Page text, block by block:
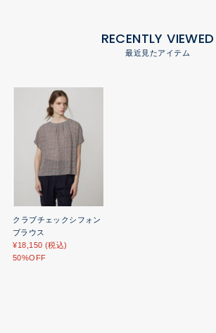
RECENTLY VIEWED
最近見たアイテム
クラブチェックシフォン
ブラウス
¥18,150 (税込)
50%OFF